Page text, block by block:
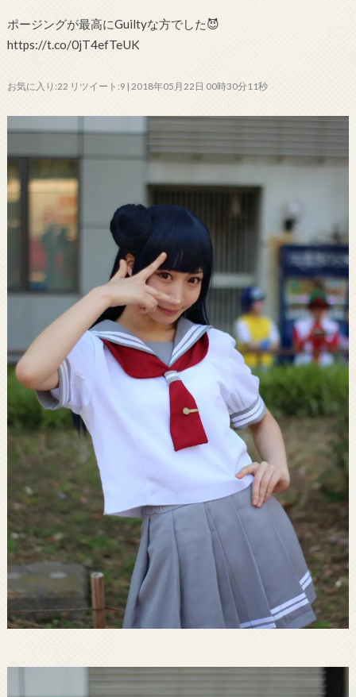
ポージングが最高にGuiltyな方でした😈
https://t.co/0jT4efTeUK
お気に入り:22 リツイート:9 | 2018年05月22日 00時30分11秒